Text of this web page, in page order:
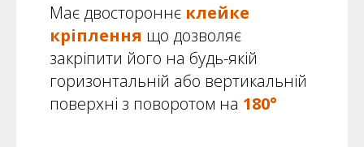
Має двостороннє клейке
кріплення що дозволяє
закріпити його на будь-якій
горизонтальній або вертикальній
поверхні з поворотом на 180°